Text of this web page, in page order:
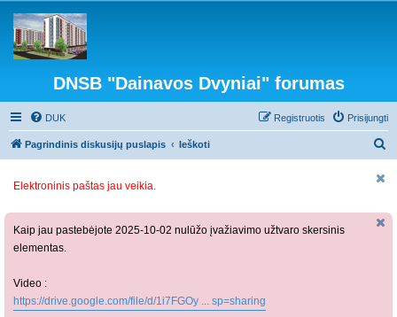
DNSB "Dainavos Dvyniai" forumas
DUK Prisijungti
Registruotis
Pagrindinis diskusijų puslapis Ieškoti
Elektroninis paštas jau veikia.
Kaip jau pastebėjote 2025-10-02 nulūžo įvažiavimo užtvaro skersinis
elementas.
Video :
https://drive.google.com/file/d/1i7FGOy ... sp=sharing